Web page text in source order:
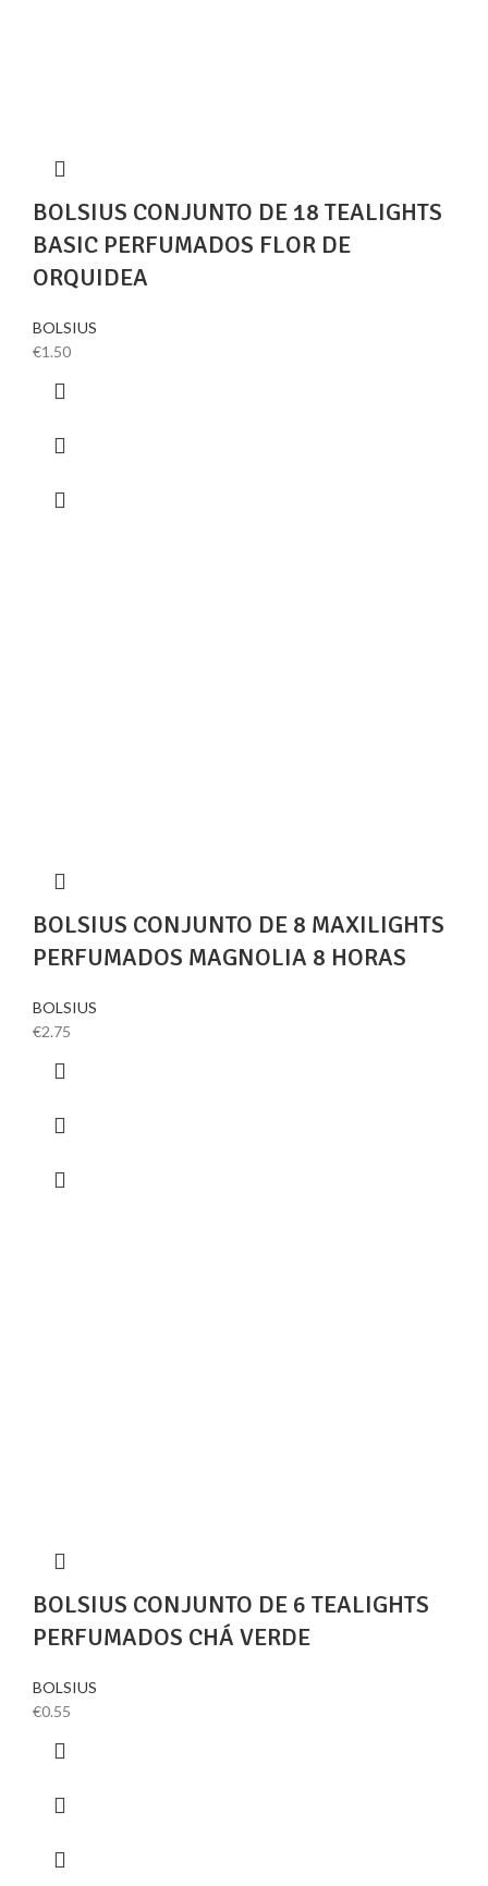
BOLSIUS CONJUNTO DE 18 TEALIGHTS
BASIC PERFUMADOS FLOR DE
ORQUIDEA
BOLSIUS
€1.50
BOLSIUS CONJUNTO DE 8 MAXILIGHTS
PERFUMADOS MAGNOLIA 8 HORAS
BOLSIUS
€2.75
BOLSIUS CONJUNTO DE 6 TEALIGHTS
PERFUMADOS CHÁ VERDE
BOLSIUS
€0.55